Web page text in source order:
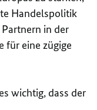
Handelspolitik
in der
für eine zügige
wichtig, dass der